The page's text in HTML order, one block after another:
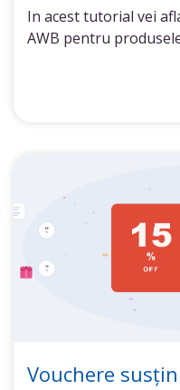
In acest tutorial vei
AWB pentru
Vouchere